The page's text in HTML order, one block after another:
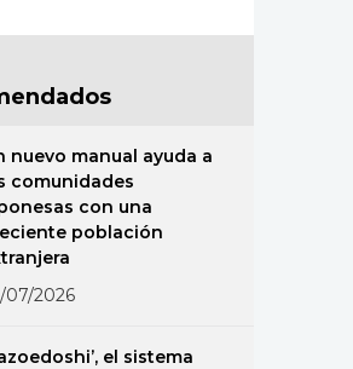
العربية
Русский
Blog
Tokio
Avisos
nuevo manual ayuda a
comunidades
con una
población
07/2026
el sistema